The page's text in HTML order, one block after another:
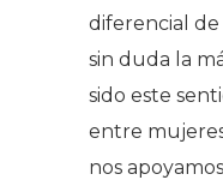
diferencial de
sin duda la
sido este
entre
nos